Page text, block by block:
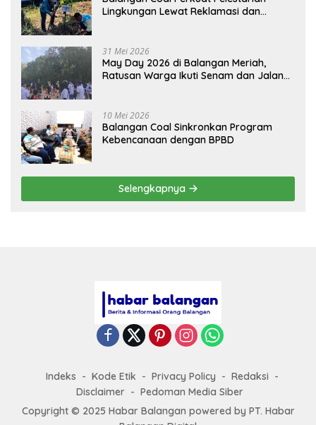
Lingkungan Lewat Reklamasi dan
31 Mei 2026
May Day 2026 di Balangan Meriah,
Ratusan Warga Ikuti Senam dan Jalan
10 Mei 2026
Balangan Coal Sinkronkan Program
Kebencanaan dengan BPBD
Selengkapnya
Indeks Kode Etik Privacy Policy
Redaksi
Disclaimer
Pedoman Media Siber
Copyright © 2025 Habar Balangan powered by PT. Habar